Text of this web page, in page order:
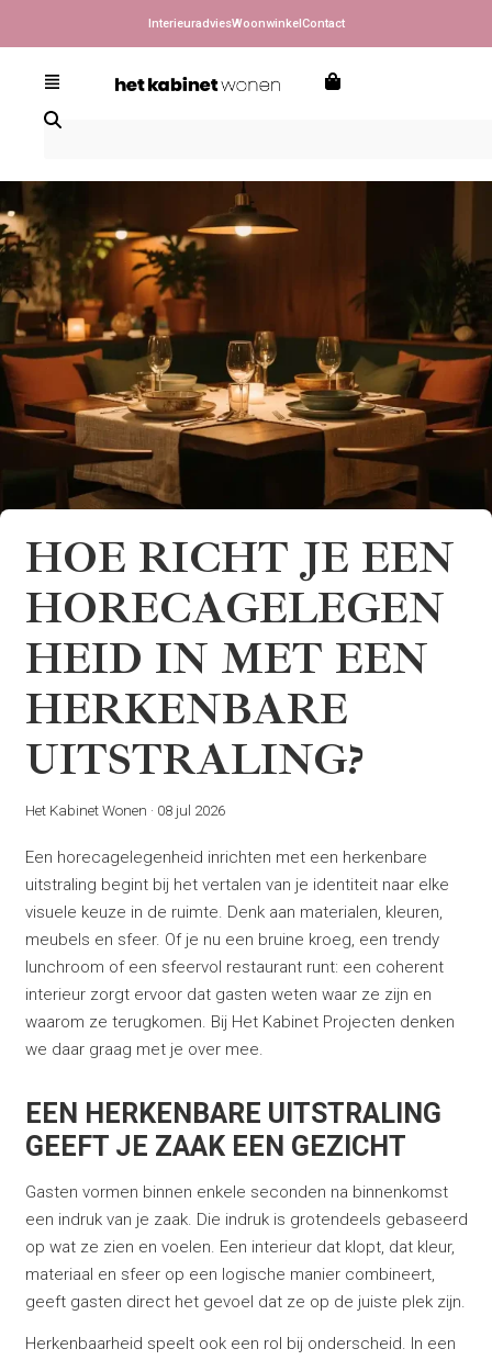
InterieuradviesWoonwinkelContact
HOE RICHT JE EEN
HORECAGELEGEN
HEID IN MET EEN
HERKENBARE
UITSTRALING?
Het Kabinet Wonen · 08 jul 2026
Een horecagelegenheid inrichten met een herkenbare
uitstraling begint bij het vertalen van je identiteit naar elke
visuele keuze in de ruimte. Denk aan materialen, kleuren,
meubels en sfeer. Of je nu een bruine kroeg, een trendy
lunchroom of een sfeervol restaurant runt: een coherent
interieur zorgt ervoor dat gasten weten waar ze zijn en
waarom ze terugkomen. Bij Het Kabinet Projecten denken
we daar graag met je over mee.
EEN HERKENBARE UITSTRALING
GEEFT JE ZAAK EEN GEZICHT
Gasten vormen binnen enkele seconden na binnenkomst
een indruk van je zaak. Die indruk is grotendeels gebaseerd
op wat ze zien en voelen. Een interieur dat klopt, dat kleur,
materiaal en sfeer op een logische manier combineert,
geeft gasten direct het gevoel dat ze op de juiste plek zijn.
Herkenbaarheid speelt ook een rol bij onderscheid. In een